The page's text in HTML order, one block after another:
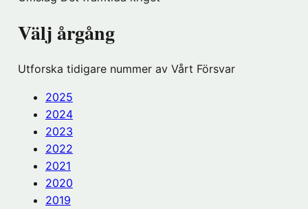
fönster
Föreningshuset)
Välj årgång
Utforska tidigare nummer av Vårt Försvar
2025
2024
2023
2022
2021
2020
2019